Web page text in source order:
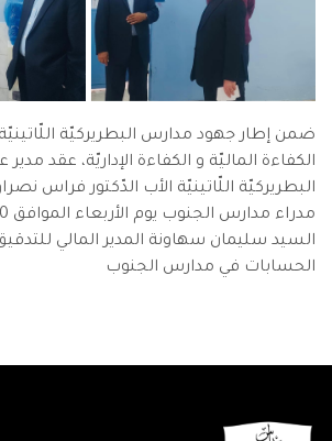
ضمن إطار جهود مدارس البطريركيّة
الكفاءة الماليّة و الكفاءة الإداريّة، عقد
البطريركيّة اللّاتينيّة الأب الدّكتور فراس
السيد سليمان سهاونة المدير المالي
الحسابات في مدارس الجنوب